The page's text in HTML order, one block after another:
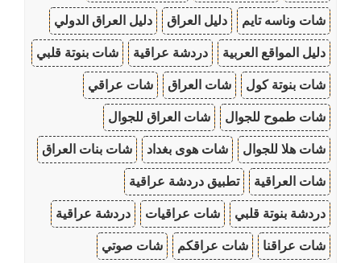
شات وناسه تايم دليل العراق دليل العراق الدولي
دليل المواقع العربية دردشة عراقية شات بنوتة قلبي
شات بنوتة كول شات العراق شات عراقي
شات طموح للجوال شات العراق للجوال
شات هلا للجوال شات هوى بغداد شات بنات العراق
شات العراقية تطبيق دردشة عراقية
دردشة بنوتة قلبي شات عراقيات دردشة عراقية
شات عراقنا شات عراقكم شات صوتي